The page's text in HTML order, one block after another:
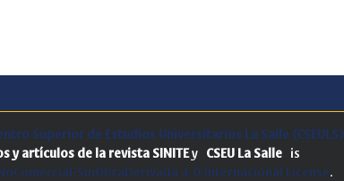
Superior de Estudios Universitarios La Salle (CSEULS)
y artículos de la revista SINITEy CSEU La Salle is
SinObraDerivada 4.0 Internacional License.